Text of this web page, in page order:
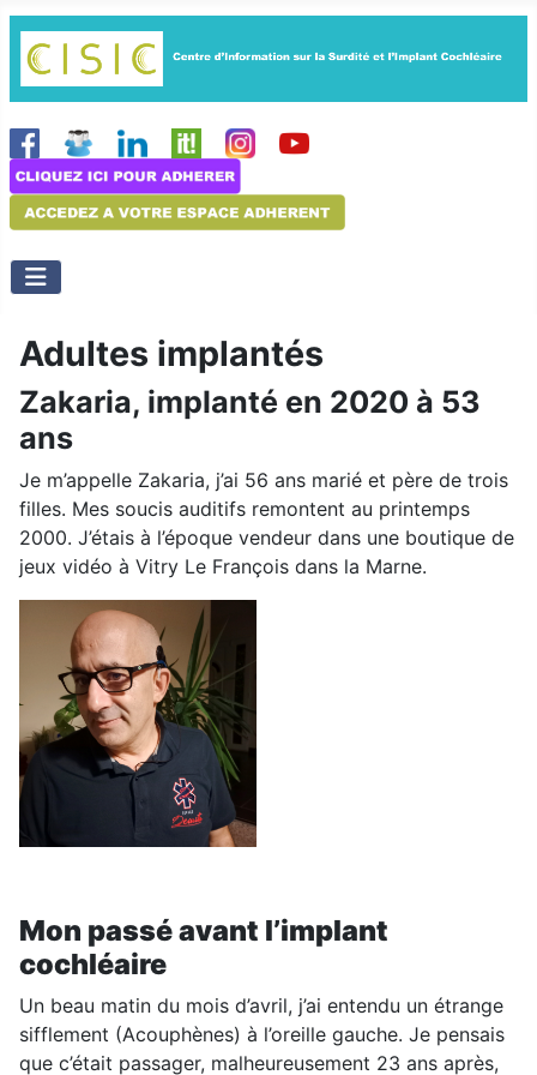
Adultes implantés
Zakaria, implanté en 2020 à 53
ans
Je m’appelle Zakaria, j’ai 56 ans marié et père de trois
filles. Mes soucis auditifs remontent au printemps
2000. J’étais à l’époque vendeur dans une boutique de
jeux vidéo à Vitry Le François dans la Marne.
Mon passé avant l’implant
cochléaire
Un beau matin du mois d’avril, j’ai entendu un étrange
sifflement (Acouphènes) à l’oreille gauche. Je pensais
que c’était passager, malheureusement 23 ans après,